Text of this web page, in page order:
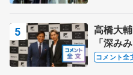
高橋大
「深み
る？」
コメント全